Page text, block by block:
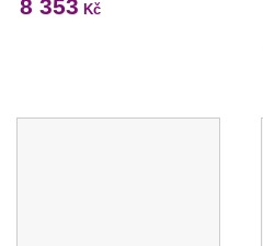
8 353 Kč